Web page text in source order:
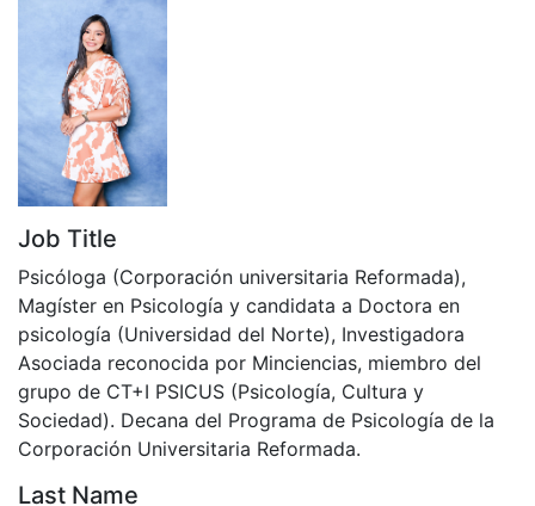
Job Title
Psicóloga (Corporación universitaria Reformada),
Magíster en Psicología y candidata a Doctora en
psicología (Universidad del Norte), Investigadora
Asociada reconocida por Minciencias, miembro del
grupo de CT+I PSICUS (Psicología, Cultura y
Sociedad). Decana del Programa de Psicología de la
Corporación Universitaria Reformada.
Last Name